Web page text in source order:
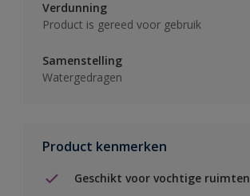
Verdunning
Product is gereed voor gebruik
Samenstelling
Watergedragen
Product kenmerken
Geschikt voor vochtige ruimten